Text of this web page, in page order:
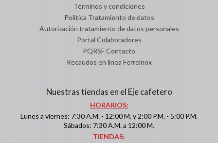
Términos y condiciones
Política Tratamiento de datos
Autorización tratamiento de datos personales
Portal Colaboradores
PQRSF Contacto
Recaudos en línea Ferreinox
Nuestras tiendas en el Eje cafetero
HORARIOS:
Lunes a viernes: 7:30 A.M. - 12:00 M. y 2:00 P.M. - 5:00 P.M.
Sábados: 7:30 A.M. a 12:00 M.
TIENDAS: